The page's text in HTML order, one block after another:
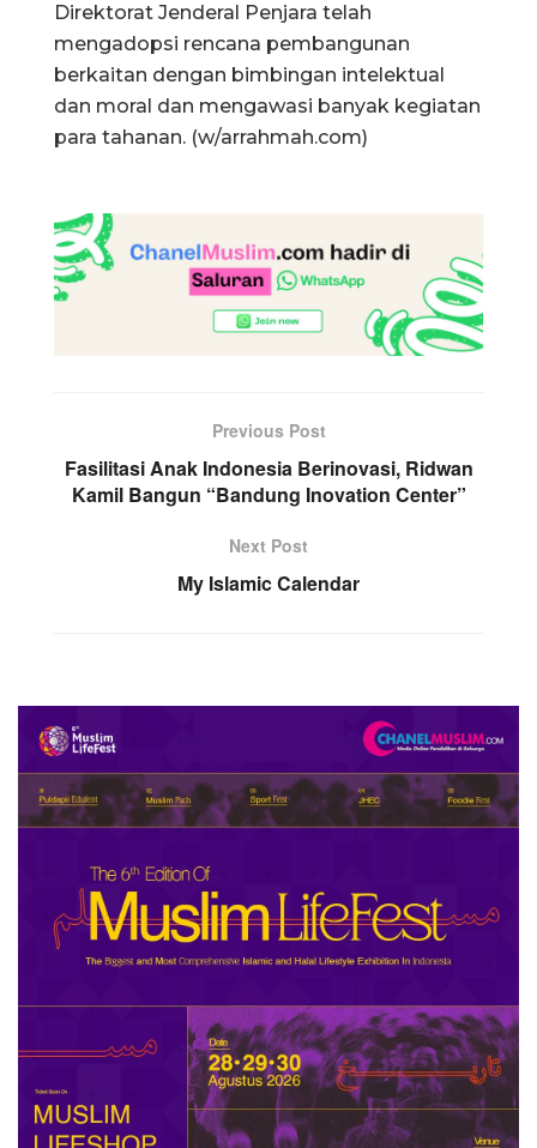
Direktorat Jenderal Penjara telah
mengadopsi rencana pembangunan
berkaitan dengan bimbingan intelektual
dan moral dan mengawasi banyak kegiatan
para tahanan. (w/arrahmah.com)
Previous Post
Fasilitasi Anak Indonesia Berinovasi, Ridwan
Kamil Bangun “Bandung Inovation Center”
Next Post
My Islamic Calendar